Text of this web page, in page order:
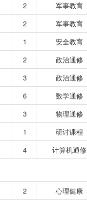
2
军事教育
2
军事教育
1
安全教育
2
政治通修
3
政治通修
6
数学通修
3
物理通修
1
研讨课程
4 计算机通修
2 心理健康